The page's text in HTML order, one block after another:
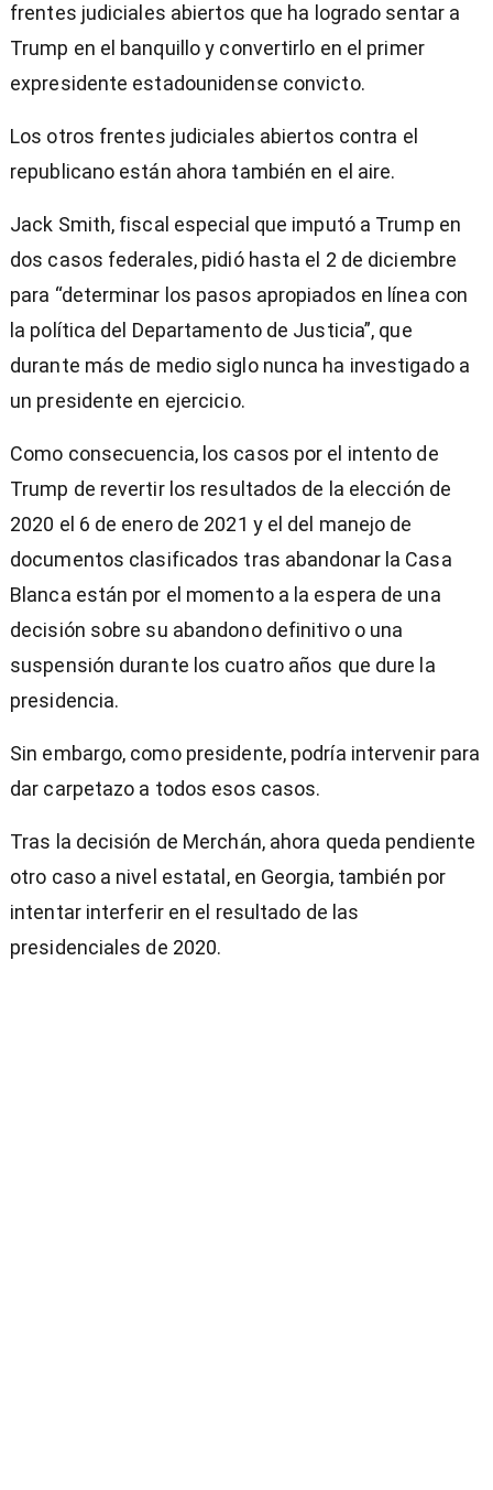
frentes judiciales abiertos que ha logrado sentar a
Trump en el banquillo y convertirlo en el primer
expresidente estadounidense convicto.
Los otros frentes judiciales abiertos contra el
republicano están ahora también en el aire.
Jack Smith, fiscal especial que imputó a Trump en
dos casos federales, pidió hasta el 2 de diciembre
para “determinar los pasos apropiados en línea con
la política del Departamento de Justicia”, que
durante más de medio siglo nunca ha investigado a
un presidente en ejercicio.
Como consecuencia, los casos por el intento de
Trump de revertir los resultados de la elección de
2020 el 6 de enero de 2021 y el del manejo de
documentos clasificados tras abandonar la Casa
Blanca están por el momento a la espera de una
decisión sobre su abandono definitivo o una
suspensión durante los cuatro años que dure la
presidencia.
Sin embargo, como presidente, podría intervenir para
dar carpetazo a todos esos casos.
Tras la decisión de Merchán, ahora queda pendiente
otro caso a nivel estatal, en Georgia, también por
intentar interferir en el resultado de las
presidenciales de 2020.